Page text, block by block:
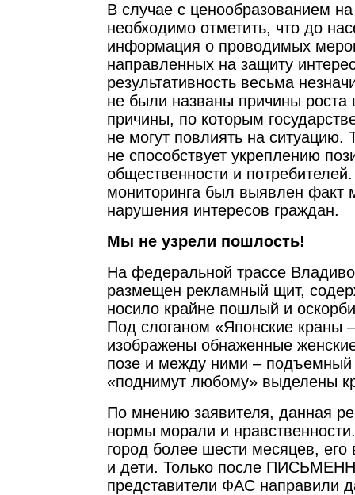
В случае с ценообразованием
необходимо отметить, что до
информация о проводимых
направленных на защиту
результативность весьма
не были названы причины роста
причины, по которым
не могут повлиять на ситуацию.
не способствует укреплению
общественности и
мониторинга был выявлен факт
нарушения интересов граждан.
Мы не узрели пошлость!
На федеральной трассе
размещен рекламный щит,
носило крайне пошлый и
Под слоганом «Японские краны
изображены обнаженные
позе и между ними –
«поднимут любому» выделены
По мнению заявителя, данная
нормы морали и
город более шести месяцев,
и дети. Только после
представители ФАС направили